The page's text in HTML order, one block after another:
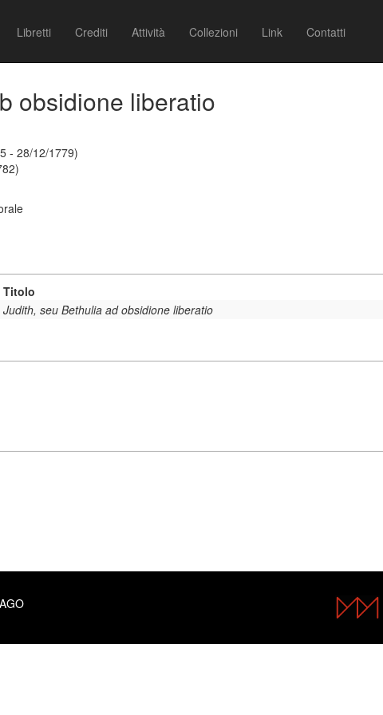
Libretti Crediti Attività Collezioni Link Contatti
obsidione liberatio
- 28/12/1779)
Titolo
Judith, seu Bethulia ad obsidione liberatio